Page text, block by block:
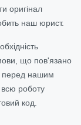
оригінал
наш юрист.
що пов'язано
перед нашим
всю роботу
код.